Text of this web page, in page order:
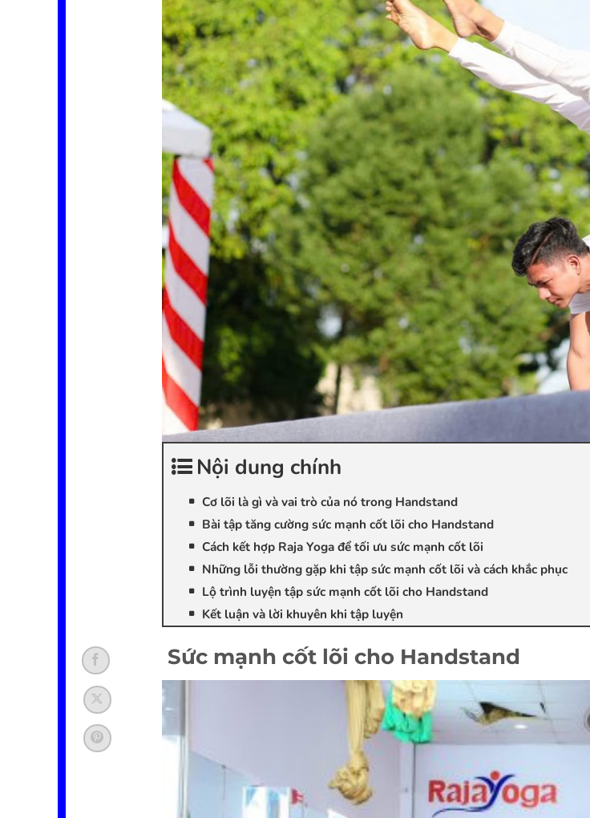
Nội dung chính
Cơ lõi là gì và vai trò của nó trong Handstand
Bài tập tăng cường sức mạnh cốt lõi cho Handstand
Cách kết hợp Raja Yoga để tối ưu sức mạnh cốt lõi
Những lỗi thường gặp khi tập sức mạnh cốt lõi và cách khắc phục
Lộ trình luyện tập sức mạnh cốt lõi cho Handstand
Kết luận và lời khuyên khi tập luyện
Sức mạnh cốt lõi cho Handstand